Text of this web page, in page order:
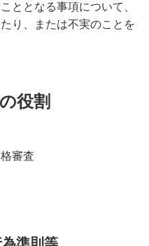
ととなる事項について、
り、または不実のことを
役割
審査